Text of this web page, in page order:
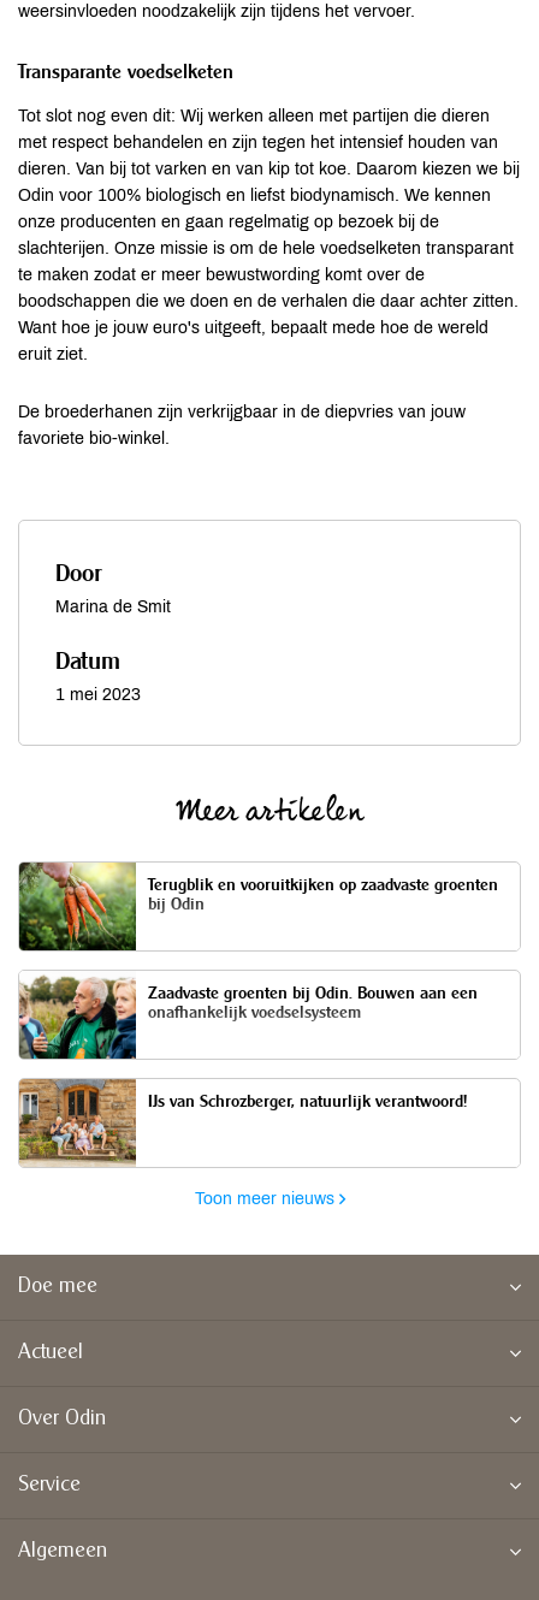
weersinvloeden noodzakelijk zijn tijdens het vervoer.
Transparante voedselketen
Tot slot nog even dit: Wij werken alleen met partijen die dieren
met respect behandelen en zijn tegen het intensief houden van
dieren. Van bij tot varken en van kip tot koe. Daarom kiezen we bij
Odin voor 100% biologisch en liefst biodynamisch. We kennen
onze producenten en gaan regelmatig op bezoek bij de
slachterijen. Onze missie is om de hele voedselketen transparant
te maken zodat er meer bewustwording komt over de
boodschappen die we doen en de verhalen die daar achter zitten.
Want hoe je jouw euro's uitgeeft, bepaalt mede hoe de wereld
eruit ziet.
De broederhanen zijn verkrijgbaar in de diepvries van jouw
favoriete bio-winkel.
Door
Marina de Smit
Datum
1 mei 2023
Meer artikelen
Terugblik en vooruitkijken op zaadvaste groenten
bij Odin
Zaadvaste groenten bij Odin. Bouwen aan een
onafhankelijk voedselsysteem
IJs van Schrozberger, natuurlijk verantwoord!
Toon meer nieuws
Doe mee
Actueel
Over Odin
Service
Algemeen